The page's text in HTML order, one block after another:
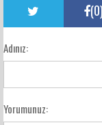
(0)
Adınız:
Yorumunuz: